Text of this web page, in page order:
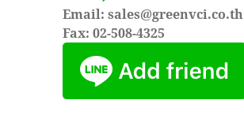
Email: sales@greenvci.co.th
Fax: 02-508-4325